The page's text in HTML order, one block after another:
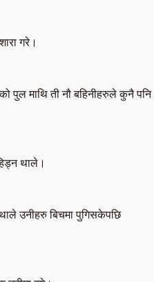
गरे।
पुल माथि ती नौ बहिनीहरुले कुनै पनि
थाले।
उनीहरु बिचमा पुगिसकेपछि